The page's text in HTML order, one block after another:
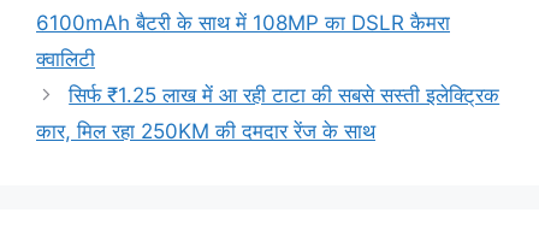
6100mAh बैटरी के साथ में 108MP का DSLR कैमरा
क्वालिटी
सिर्फ ₹1.25 लाख में आ रही टाटा की सबसे सस्ती इलेक्ट्रिक
कार, मिल रहा 250KM की दमदार रेंज के साथ